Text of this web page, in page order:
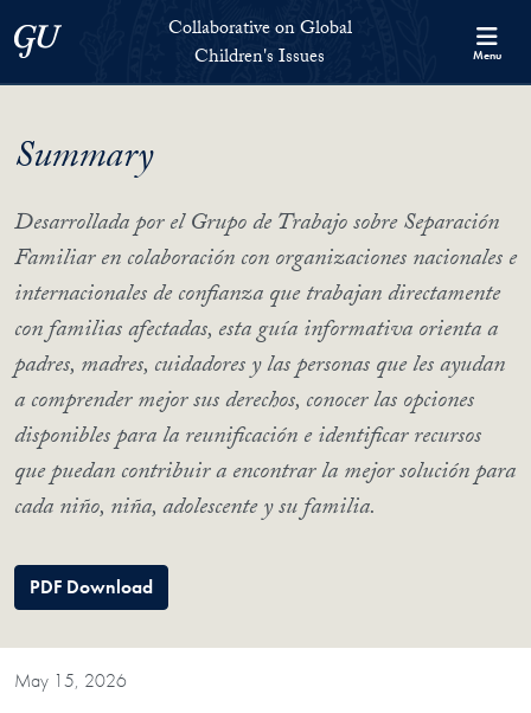
Georgetown UniversityCollaborative on Global
Children's Issues
Menu
Summary
Desarrollada por el Grupo de Trabajo sobre Separación
Familiar en colaboración con organizaciones nacionales e
internacionales de confianza que trabajan directamente
con familias afectadas, esta guía informativa orienta a
padres, madres, cuidadores y las personas que les ayudan
a comprender mejor sus derechos, conocer las opciones
disponibles para la reunificación e identificar recursos
que puedan contribuir a encontrar la mejor solución para
cada niño, niña, adolescente y su familia.
PDF Download
May 15, 2026